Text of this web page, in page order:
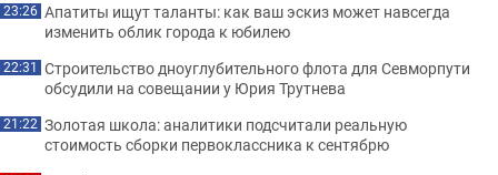
23:26 Апатиты ищут таланты: как ваш эскиз может навсегда
изменить облик города к юбилею
22:31 Строительство дноуглубительного флота для Севморпути
обсудили на совещании у Юрия Трутнева
21:22 Золотая школа: аналитики подсчитали реальную
стоимость сборки первоклассника к сентябрю